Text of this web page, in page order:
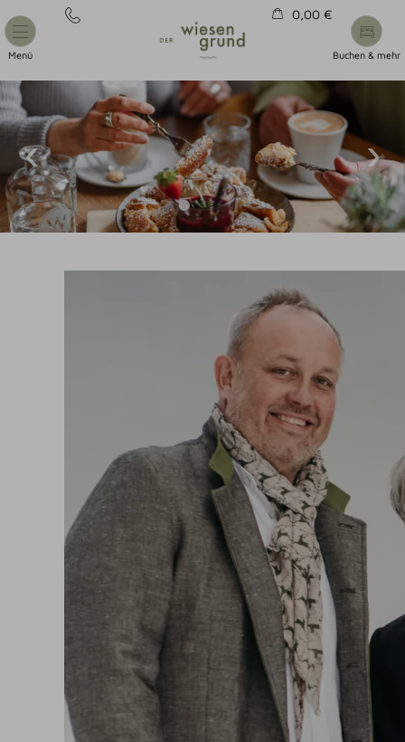
Menü Buchen & mehr
0,00 €
Warenkorb ist leer